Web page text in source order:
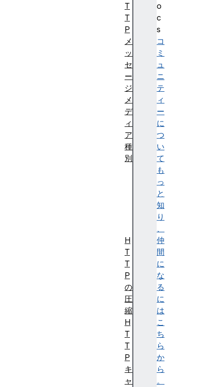
o
c
s
コ
ミ
ュ
ニ
テ
ィ
ー
に
つ
い
て
も
っ
と
知
り
、
仲
間
に
な
る
に
は
こ
ち
ら
か
ら
。
T
T
P
メ
ッ
セ
ー
ジ
メ
デ
ィ
ア
種
別
H
T
T
P
の
圧
縮
H
T
T
P
キ
ャ